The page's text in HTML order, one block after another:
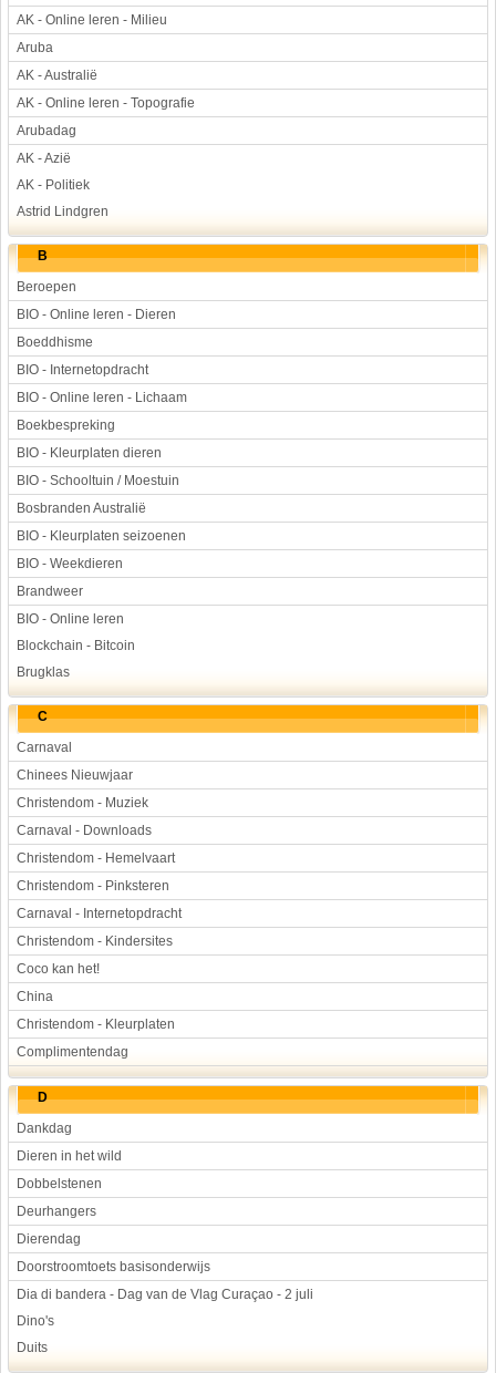
AK - Online leren - Milieu
Aruba
AK - Australië
AK - Online leren - Topografie
Arubadag
AK - Azië
AK - Politiek
Astrid Lindgren
B
Beroepen
BIO - Online leren - Dieren
Boeddhisme
BIO - Internetopdracht
BIO - Online leren - Lichaam
Boekbespreking
BIO - Kleurplaten dieren
BIO - Schooltuin / Moestuin
Bosbranden Australië
BIO - Kleurplaten seizoenen
BIO - Weekdieren
Brandweer
BIO - Online leren
Blockchain - Bitcoin
Brugklas
C
Carnaval
Chinees Nieuwjaar
Christendom - Muziek
Carnaval - Downloads
Christendom - Hemelvaart
Christendom - Pinksteren
Carnaval - Internetopdracht
Christendom - Kindersites
Coco kan het!
China
Christendom - Kleurplaten
Complimentendag
D
Dankdag
Dieren in het wild
Dobbelstenen
Deurhangers
Dierendag
Doorstroomtoets basisonderwijs
Dia di bandera - Dag van de Vlag Curaçao - 2 juli
Dino's
Duits